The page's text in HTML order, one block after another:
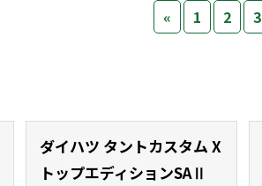
« 1 2 3
ダイハツ タントカスタム X
トップエディションSAⅡ